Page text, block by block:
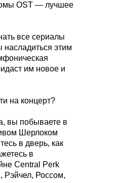
OST — лучшее
все сериалы
этим
им новое и
на концерт?
вы побываете в
Шерлоком
в дверь, как
в
Central Perk
Рэйчел, Россом,